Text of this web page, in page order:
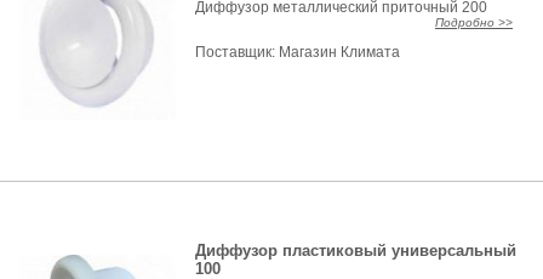
Диффузор металлический приточный 200
Подробно >>
Поставщик: Магазин Климата
Диффузор пластиковый универсальный
100